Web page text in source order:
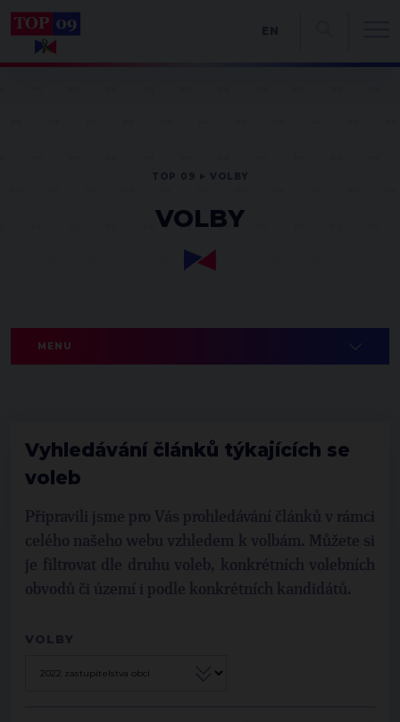
VOLBY
MENU
Vyhledávání článků týkajících se
voleb
Připravili jsme pro Vás prohledávání článků v rámci
celého našeho webu vzhledem k volbám. Můžete si
je filtrovat dle druhu voleb, konkrétních volebních
obvodů či území i podle konkrétních kandidátů.
VOLBY